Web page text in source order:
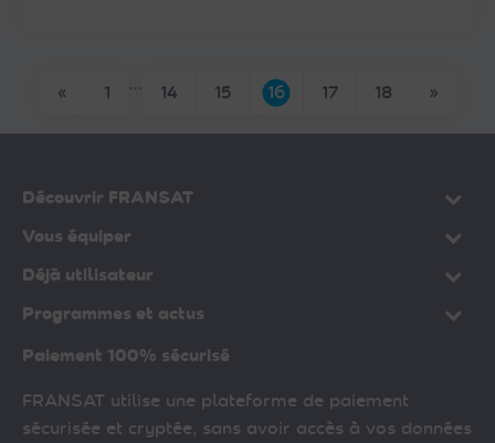
« Page précédente
1 … 14 15 16 17 18 »Page
Découvrir FRANSAT
Vous équiper
Déjà utilisateur
Programmes et actus
Paiement 100% sécurisé
FRANSAT utilise une plateforme de paiement
sécurisée et cryptée, sans avoir accès à vos données